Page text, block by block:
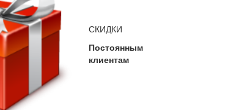
СКИДКИ
Постоянным
клиентам